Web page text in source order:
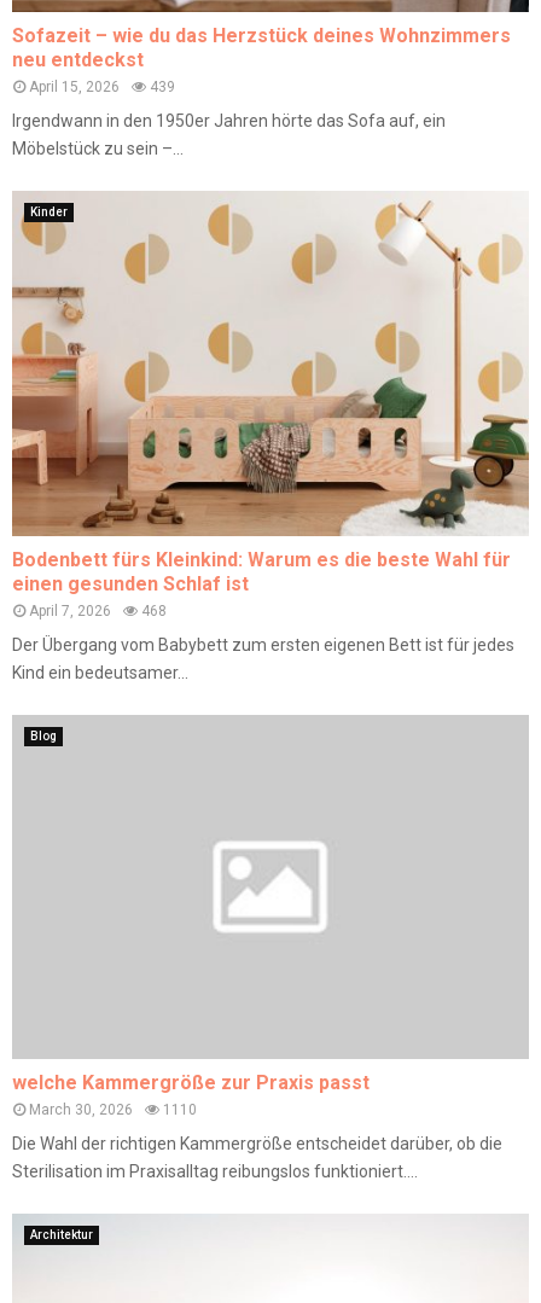
Sofazeit – wie du das Herzstück deines Wohnzimmers
neu entdeckst
April 15, 2026 439
Irgendwann in den 1950er Jahren hörte das Sofa auf, ein
Möbelstück zu sein –...
Kinder
Bodenbett fürs Kleinkind: Warum es die beste Wahl für
einen gesunden Schlaf ist
April 7, 2026 468
Der Übergang vom Babybett zum ersten eigenen Bett ist für jedes
Kind ein bedeutsamer...
Blog
welche Kammergröße zur Praxis passt
March 30, 2026 1110
Die Wahl der richtigen Kammergröße entscheidet darüber, ob die
Sterilisation im Praxisalltag reibungslos funktioniert....
Architektur